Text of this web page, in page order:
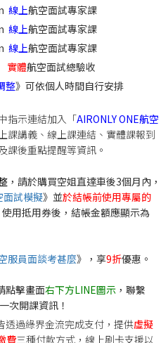
線上航空面試專家課
線上航空面試專家課
線上航空面試專家課
實體航空面試總驗收
整》可依個人時間自行安排
指示連結加入「AIRONLY ONE航空
課講義、線上課連結、實體課報到
課後重點提醒等資訊。
，請於購買空姐直達車後3個月內，
試模擬》並於結帳前使用專屬的
使用抵用券後，結帳金額應顯示為
服員面談考甚麼》，享9折優惠。
點擊畫面右下方LINE圖示 ，聯繫
次開課資訊！
透過綠界金流完成支付，提供虛擬
費三種付款方式，線上刷卡支援以